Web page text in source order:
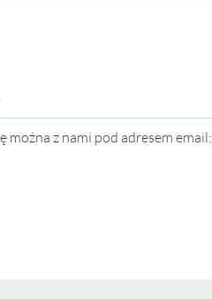
można z nami pod adresem email: